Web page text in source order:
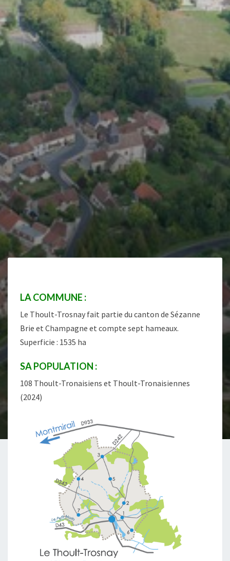
LA COMMUNE :
Le Thoult-Trosnay fait partie du canton de Sézanne
Brie et Champagne et compte sept hameaux.
Superficie : 1535 ha
SA POPULATION :
108 Thoult-Tronaisiens et Thoult-Tronaisiennes
(2024)